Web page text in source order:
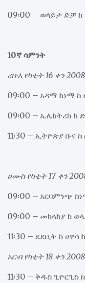
09፡00 – ወላይታ ድቻ
10ኛ ሳምንት
ረቡእ የካቲት 16 ቀን 2008
09፡00 – አዳማ ከነማ ከ
09፡00 – ኤሌክትሪክ ከ
11፡30 – ኢትዮጵያ ቡና
ሀሙስ የካቲት 17 ቀን
09፡00 – አርባምንጭ
09፡00 – መከላከያ ከ
11፡30 – ደደቢት ከ ሀዋሳ
አርብ የካቲት 18 ቀን 2008
11፡30 – ቅዱስ ጊዮርጊስ